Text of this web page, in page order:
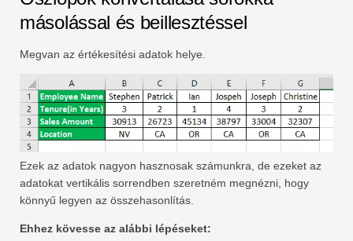
másolással és beillesztéssel
Megvan az értékesítési adatok helye.
Ezek az adatok nagyon hasznosak számunkra, de ezeket az
adatokat vertikális sorrendben szeretném megnézni, hogy
könnyű legyen az összehasonlítás.
Ehhez kövesse az alábbi lépéseket: